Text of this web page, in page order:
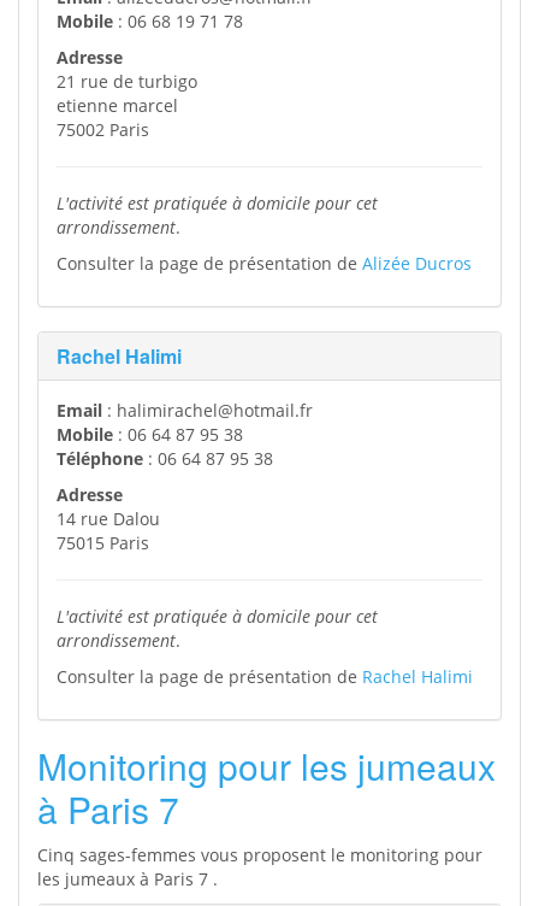
Mobile : 06 68 19 71 78
Adresse
21 rue de turbigo
etienne marcel
75002 Paris
L'activité est pratiquée à domicile pour cet
arrondissement.
Consulter la page de présentation de Alizée Ducros
Rachel Halimi
Email : halimirachel@hotmail.fr
Mobile : 06 64 87 95 38
Téléphone : 06 64 87 95 38
Adresse
14 rue Dalou
75015 Paris
L'activité est pratiquée à domicile pour cet
arrondissement.
Consulter la page de présentation de Rachel Halimi
Monitoring pour les jumeaux
à Paris 7
Cinq sages-femmes vous proposent le monitoring pour
les jumeaux à Paris 7 .